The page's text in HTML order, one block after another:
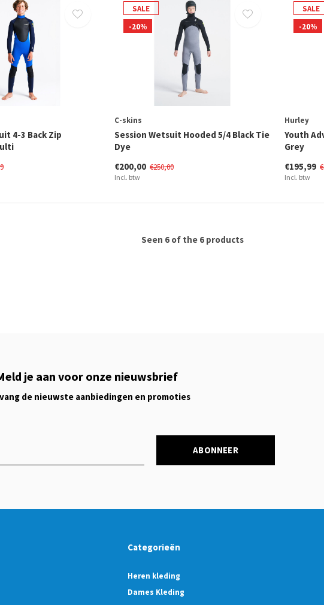
4-3 Back Zip
SALE
-20%
C-skins
Session Wetsuit Hooded 5/4 Black Tie
Dye
€200,00 €250,00
Incl. btw
SALE
-20%
Hurley
Youth
Grey
€195,99
Incl. btw
Seen 6 of the 6 products
je aan voor onze nieuwsbrief
de nieuwste aanbiedingen en promoties
ABONNEER
Categorieën
Heren kleding
Dames Kleding